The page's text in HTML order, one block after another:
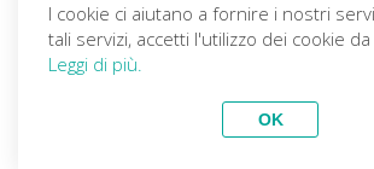
Follow us
Diventa partner
I cookie ci aiutano a fornire i nostri
tali servizi, accetti l'utilizzo dei cookie
Leggi di più.
OK